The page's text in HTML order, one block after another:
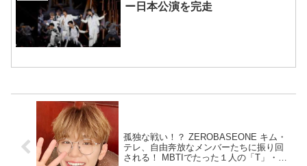
ー日本公演を完走
孤独な戦い！？ ZEROBASEONE キム・
テレ、自由奔放なメンバーたちに振り回
される！ MBTIでたった１人の「T」・・